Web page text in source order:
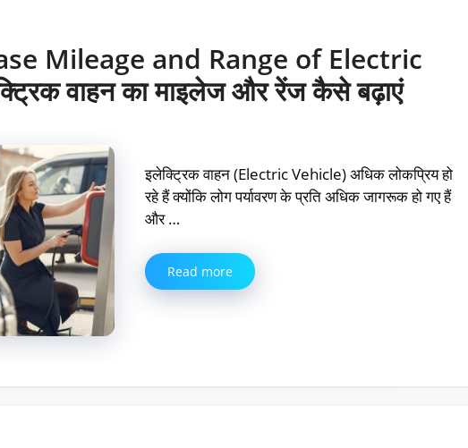
Mileage and Range of Electric
वाहन का माइलेज और रेंज कैसे बढ़ाएं
इलेक्ट्रिक वाहन (Electric Vehicle) अधिक लोकप्रिय हो
रहे हैं क्योंकि लोग पर्यावरण के प्रति अधिक जागरूक हो गए हैं
और …
Read more